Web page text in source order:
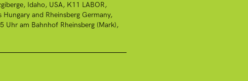
Idaho, USA K11 LABOR,
Hungary and Rheinsberg Germany
Uhr am Bahnhof Rheinsberg (Mark)